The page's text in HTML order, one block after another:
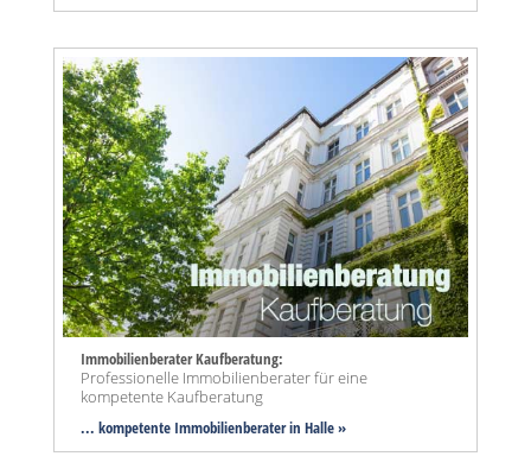
Immobilienberater Kaufberatung:
Professionelle Immobilienberater für eine
kompetente Kaufberatung
... kompetente Immobilienberater in Halle »